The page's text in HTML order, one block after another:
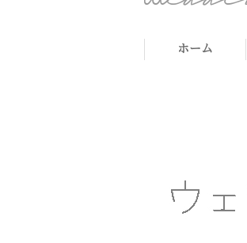
ホーム